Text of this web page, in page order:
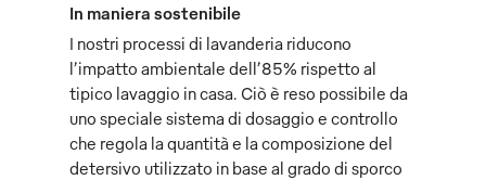
In maniera sostenibile
I nostri processi di lavanderia riducono
l’impatto ambientale dell’85% rispetto al
tipico lavaggio in casa. Ciò è reso possibile da
uno speciale sistema di dosaggio e controllo
che regola la quantità e la composizione del
detersivo utilizzato in base al grado di sporco